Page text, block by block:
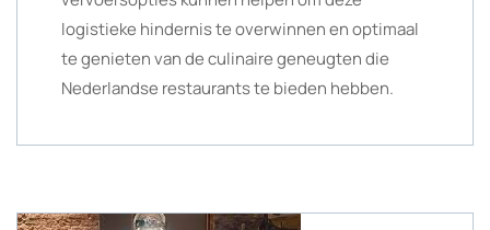
logistieke hindernis te overwinnen en optimaal
te genieten van de culinaire geneugten die
Nederlandse restaurants te bieden hebben.